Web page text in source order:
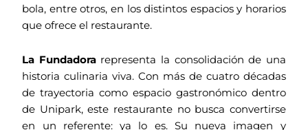
bola, entre otros, en los distintos espacios y horarios
que ofrece el restaurante.
La Fundadorarepresenta la consolidación de una
historia culinaria viva. Con más de cuatro décadas
de trayectoria como espacio gastronómico dentro
de Unipark, este restaurante no busca convertirse
en un referente: ya lo es. Su nueva imagen y